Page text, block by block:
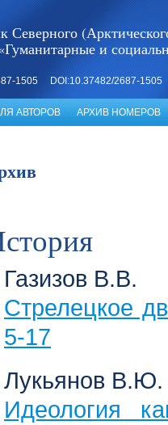
Северного
и
1505 DOI:10.37482/2687-1505
АВТОРОВ АРХИВ НОМЕРОВ
Газизов В.В.
Стрелецкое
5-17
Лукьянов В.Ю.
Идеология